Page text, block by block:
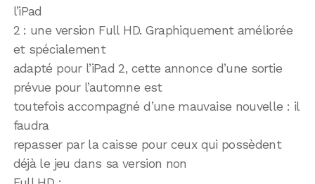
l’iPad
2 : une version Full HD. Graphiquement améliorée
et spécialement
adapté pour l’iPad 2, cette annonce d’une sortie
prévue pour l’automne est
toutefois accompagné d’une mauvaise nouvelle : il
faudra
repasser par la caisse pour ceux qui possèdent
déjà le jeu dans sa version non